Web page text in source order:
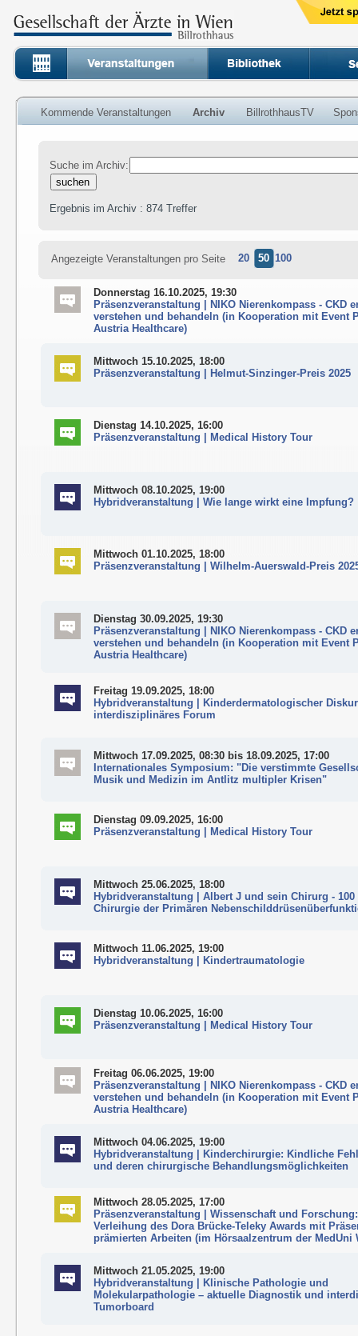
Kommende Veranstaltungen Archiv BillrothhausTV
Suche im Archiv:
Ergebnis im Archiv : 874 Treffer
Angezeigte Veranstaltungen pro Seite 20 50 100
Donnerstag 16.10.2025, 19:30
Präsenzveranstaltung | NIKO Nierenkompass - CKD
verstehen und behandeln (in Kooperation mit Event
Austria Healthcare)
Mittwoch 15.10.2025, 18:00
Präsenzveranstaltung | Helmut-Sinzinger-Preis 2025
Dienstag 14.10.2025, 16:00
Präsenzveranstaltung | Medical History Tour
Mittwoch 08.10.2025, 19:00
Hybridveranstaltung | Wie lange wirkt eine Impfung?
Mittwoch 01.10.2025, 18:00
Präsenzveranstaltung | Wilhelm-Auerswald-Preis
Dienstag 30.09.2025, 19:30
Präsenzveranstaltung | NIKO Nierenkompass - CKD
verstehen und behandeln (in Kooperation mit Event
Austria Healthcare)
Freitag 19.09.2025, 18:00
Hybridveranstaltung | Kinderdermatologischer
interdisziplinäres Forum
Mittwoch 17.09.2025, 08:30 bis 18.09.2025, 17:00
Internationales Symposium: "Die verstimmte
Musik und Medizin im Antlitz multipler Krisen"
Dienstag 09.09.2025, 16:00
Präsenzveranstaltung | Medical History Tour
Mittwoch 25.06.2025, 18:00
Hybridveranstaltung | Albert J und sein Chirurg - 100
Chirurgie der Primären
Mittwoch 11.06.2025, 19:00
Hybridveranstaltung | Kindertraumatologie
Dienstag 10.06.2025, 16:00
Präsenzveranstaltung | Medical History Tour
Freitag 06.06.2025, 19:00
Präsenzveranstaltung | NIKO Nierenkompass - CKD
verstehen und behandeln (in Kooperation mit Event
Austria Healthcare)
Mittwoch 04.06.2025, 19:00
Hybridveranstaltung | Kinderchirurgie: Kindliche
und deren chirurgische Behandlungsmöglichkeiten
Mittwoch 28.05.2025, 17:00
Präsenzveranstaltung | Wissenschaft und Forschung:
Verleihung des Dora Brücke-Teleky Awards mit
prämierten Arbeiten (im Hörsaalzentrum der MedUni
Mittwoch 21.05.2025, 19:00
Hybridveranstaltung | Klinische Pathologie und
Molekularpathologie – aktuelle Diagnostik und
Tumorboard